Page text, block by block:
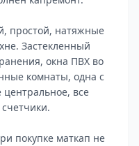
простой, натяжные
Застекленный
окна ПВХ во
комнаты, одна с
все
покупке маткап не